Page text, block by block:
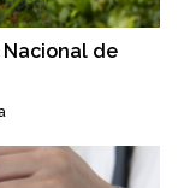
Nacional de